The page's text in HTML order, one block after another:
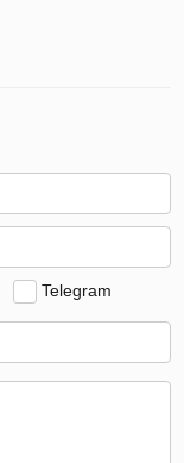
Telegram